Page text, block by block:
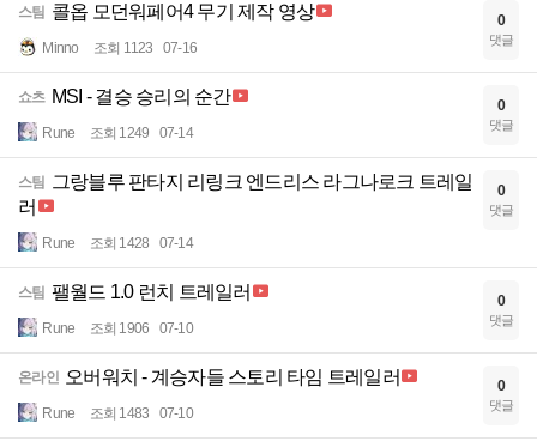
스팀 콜옵 모던워페어4 무기 제작 영상
Minno 조회 1123 07-16
0
댓글
쇼츠 MSI - 결승 승리의 순간
Rune 조회 1249 07-14
0
댓글
스팀
그랑블루 판타지 리링크 엔드리스 라그나로크 트레일
러
Rune 조회 1428 07-14
0
댓글
스팀 팰월드 1.0 런치 트레일러
Rune 조회 1906 07-10
0
댓글
온라인 오버워치 - 계승자들 스토리 타임 트레일러
Rune 조회 1483 07-10
0
댓글